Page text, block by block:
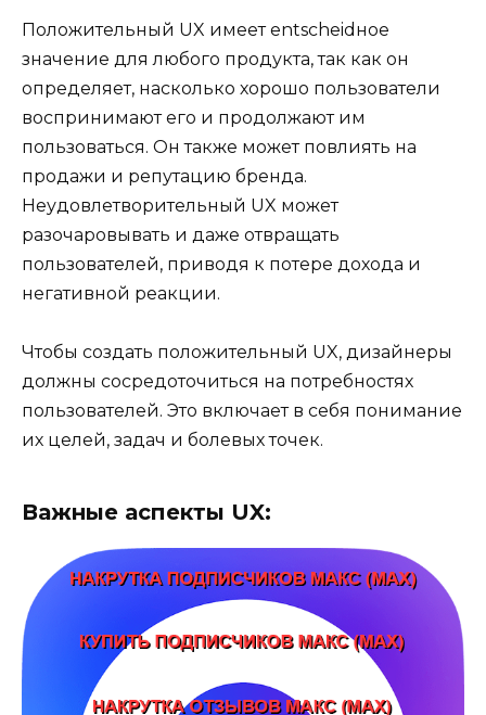
Положительный UX имеет entscheidное
значение для любого продукта, так как он
определяет, насколько хорошо пользователи
воспринимают его и продолжают им
пользоваться. Он также может повлиять на
продажи и репутацию бренда.
Неудовлетворительный UX может
разочаровывать и даже отвращать
пользователей, приводя к потере дохода и
негативной реакции.
Чтобы создать положительный UX, дизайнеры
должны сосредоточиться на потребностях
пользователей. Это включает в себя понимание
их целей, задач и болевых точек.
Важные аспекты UX: